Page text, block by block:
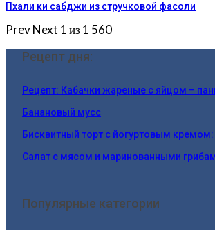
Пхали ки сабджи из стручковой фасоли
PrevNext 1 из 1 560
Рецепт дня:
Рецепт: Кабачки жареные с яйцом –
Банановый мусс
Бисквитный торт с йогуртовым
Салат с мясом и маринованными
Популярные категории